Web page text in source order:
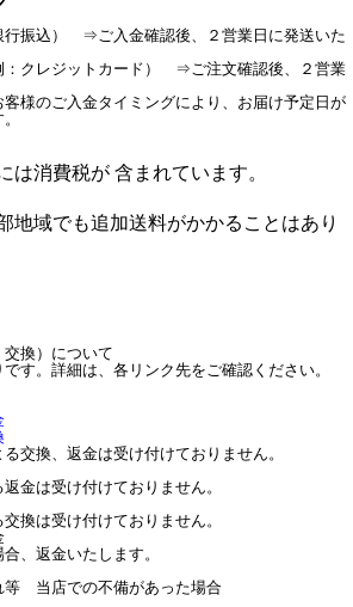
行振込） ⇒ご入金確認後、２営業日に発送いた
：クレジットカード） ⇒ご注文確認後、２営業
様のご入金タイミングにより、お届け予定日が
は消費税が 含まれています。
地域でも追加送料がかかることはあり
換）について
す。詳細は、各リンク先をご確認ください。
交換、返金は受け付けておりません。
金は受け付けておりません。
換は受け付けておりません。
、返金いたします。
等 当店での不備があった場合